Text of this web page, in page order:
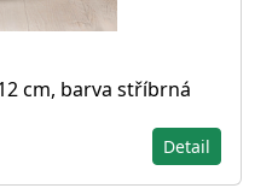
cm, barva stříbrná
Detail